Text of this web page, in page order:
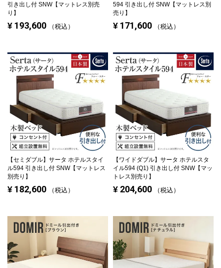
引き出し付 SNW【マットレス別売
り】
¥ 193,600 税込
594 引き出し付 SNW【マットレス別
売り】
¥ 171,600 税込
【セミダブル】 サータ ホテルスタイ
ル594 引き出し付 SNW【マットレス
別売り】
¥ 182,600 税込
【ワイドダブル】 サータ ホテルスタ
イル594 (Q1) 引き出し付 SNW【マッ
トレス別売り】
¥ 204,600 税込